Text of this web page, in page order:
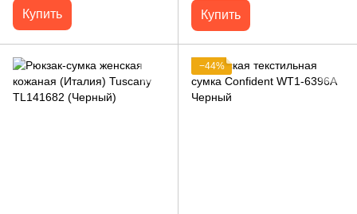
Купить Купить
−44%